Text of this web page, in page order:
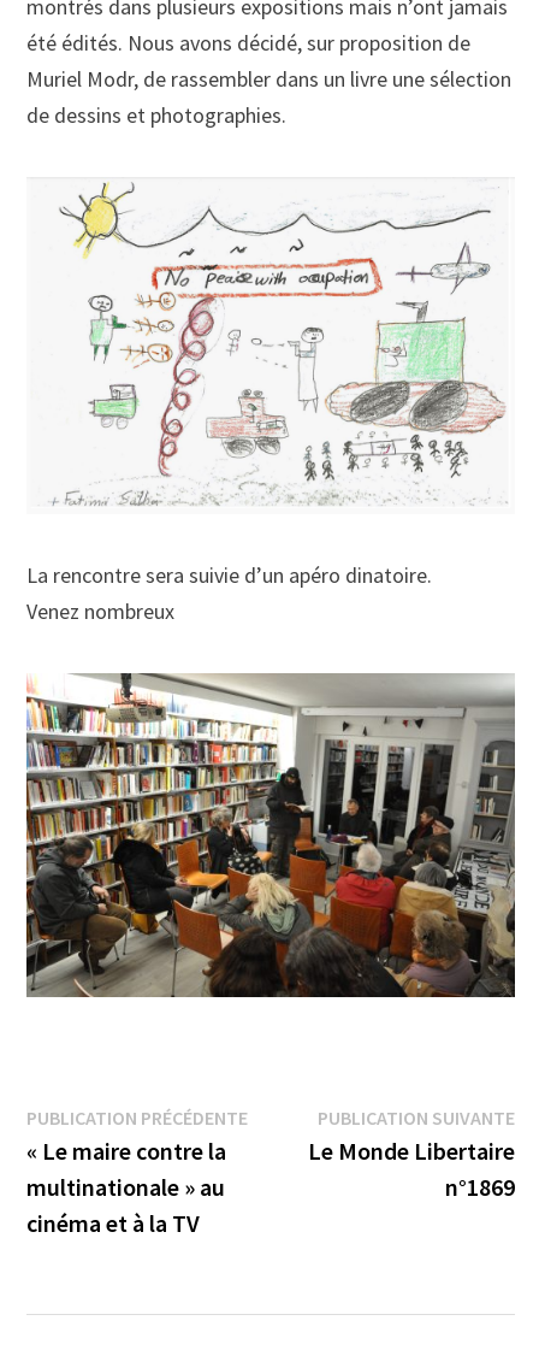
montrés dans plusieurs expositions mais n’ont jamais
été édités. Nous avons décidé, sur proposition de
Muriel Modr, de rassembler dans un livre une sélection
de dessins et photographies.
La rencontre sera suivie d’un apéro dinatoire.
Venez nombreux
Navigation
de
l’article
PUBLICATION PRÉCÉDENTEPublication
précédente :
« Le maire contre la
multinationale » au
cinéma et à la TV
PUBLICATION SUIVANTE
Le Monde Libertaire
n°1869